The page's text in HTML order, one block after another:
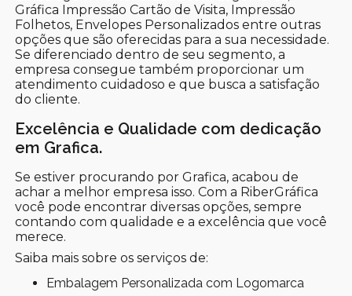
Gráfica Impressão Cartão de Visita, Impressão
Folhetos, Envelopes Personalizados entre outras
opções que são oferecidas para a sua necessidade.
Se diferenciado dentro de seu segmento, a
empresa consegue também proporcionar um
atendimento cuidadoso e que busca a satisfação
do cliente.
Excelência e Qualidade com dedicação
em Grafica.
Se estiver procurando por Grafica, acabou de
achar a melhor empresa isso. Com a RiberGráfica
você pode encontrar diversas opções, sempre
contando com qualidade e a excelência que você
merece.
Saiba mais sobre os serviços de:
Embalagem Personalizada com Logomarca